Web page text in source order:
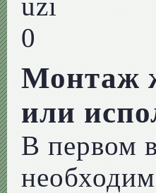
Монтаж
или
В первом